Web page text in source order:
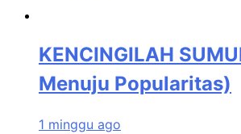
KENCINGILAH
Menuju Popularitas)
1 minggu ago